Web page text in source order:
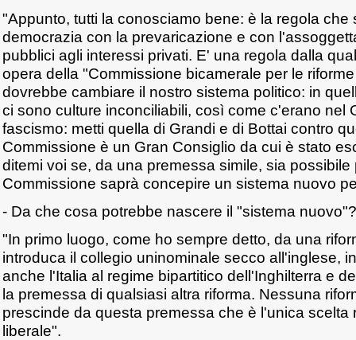
"Appunto, tutti la conosciamo bene: è la regola che
democrazia con la prevaricazione e con
pubblici agli interessi privati. E' una regola dalla
opera della "Commissione bicamerale per le
dovrebbe cambiare il nostro sistema politico: in
ci sono culture inconciliabili, così come c'erano nel
fascismo: metti quella di Grandi e di Bottai contro
Commissione è un Gran Consiglio da cui è stato
ditemi voi se, da una premessa simile, sia
Commissione saprà concepire un sistema nuovo
- Da che cosa potrebbe nascere il "sistema nuovo"?
"In primo luogo, come ho sempre detto, da una
introduca il collegio uninominale secco all'inglese,
anche l'Italia al regime bipartitico dell'Inghilterra e
la premessa di qualsiasi altra riforma. Nessuna
prescinde da questa premessa che è l'unica scelta
liberale".